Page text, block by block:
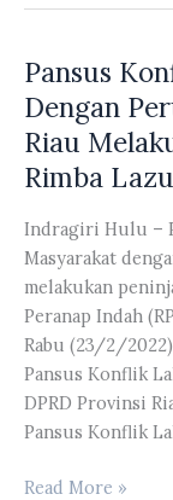
Pansus
Dengan
Riau
Rimba
Indragiri Hulu –
Masyarakat
melakukan
Peranap Indah
Rabu (23/2/
Pansus Konflik
DPRD Provinsi
Pansus Konflik
Pansus
Read More »